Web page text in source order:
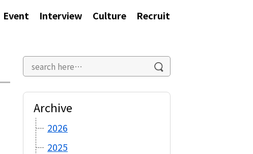
Event Interview Culture Recruit
Archive
2026
2025